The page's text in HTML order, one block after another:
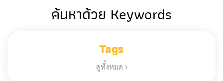
ค้นหาด้วย Keywords
Tags
ดูทั้งหมด